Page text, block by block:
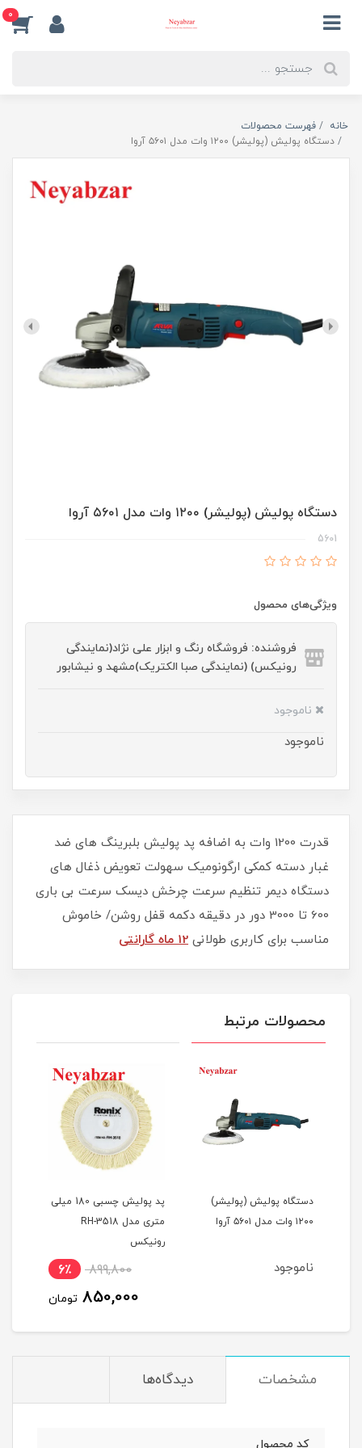
0
خانه
فهرست محصولات
دستگاه پولیش (پولیشر) ۱۲۰۰ وات مدل ۵۶۰۱ آروا
دستگاه پولیش (پولیشر) ۱۲۰۰ وات مدل ۵۶۰۱ آروا
5601
ویژگی‌های محصول
فروشنده: فروشگاه رنگ و ابزار علی نژاد(نمایندگی
رونیکس) (نمایندگی صبا الکتریک)مشهد و نیشابور
ناموجود
ناموجود
قدرت 1200 وات به اضافه پد پولیش بلبرینگ های ضد
غبار دسته کمکی ارگونومیک سهولت تعویض ذغال های
دستگاه دیمر تنظیم سرعت چرخش دیسک سرعت بی باری
600 تا 3000 دور در دقیقه دکمه قفل روشن/ خاموش
مناسب برای کاربری طولانی 12 ماه گارانتی
محصولات مرتبط
دستگاه پولیش (پولیشر)
۱۲۰۰ وات مدل ۵۶۰۱ آروا
ناموجود
پد پولیش چسبی 180 میلی
متری مدل RH-3518
رونیکس
899,800 6٪
850,000 تومان
مشخصات دیدگاه‌ها
کد محصول